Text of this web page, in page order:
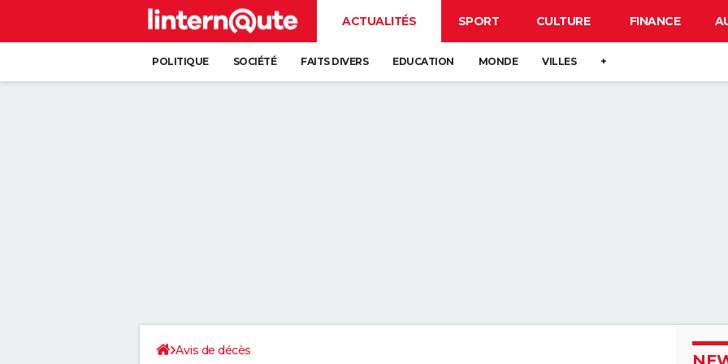
ACTUALITÉS SPORT CULTURE FINANCE
POLITIQUE SOCIÉTÉ FAITS DIVERS EDUCATION MONDE VILLES +
Avis de décès